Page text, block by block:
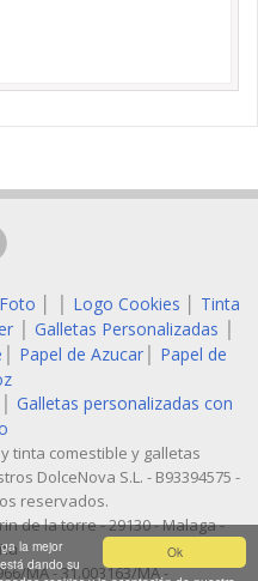
Ok
la mejor
dando su
Logo Cookies
Tinta
Galletas Personalizadas
Papel de Azucar
Papel de
Galletas personalizadas con
tinta comestible y galletas
DolceNova S.L. - B93394575 -
reservados.
de la torre - 29130 - Malaga -
MA - 31.003163/MA -